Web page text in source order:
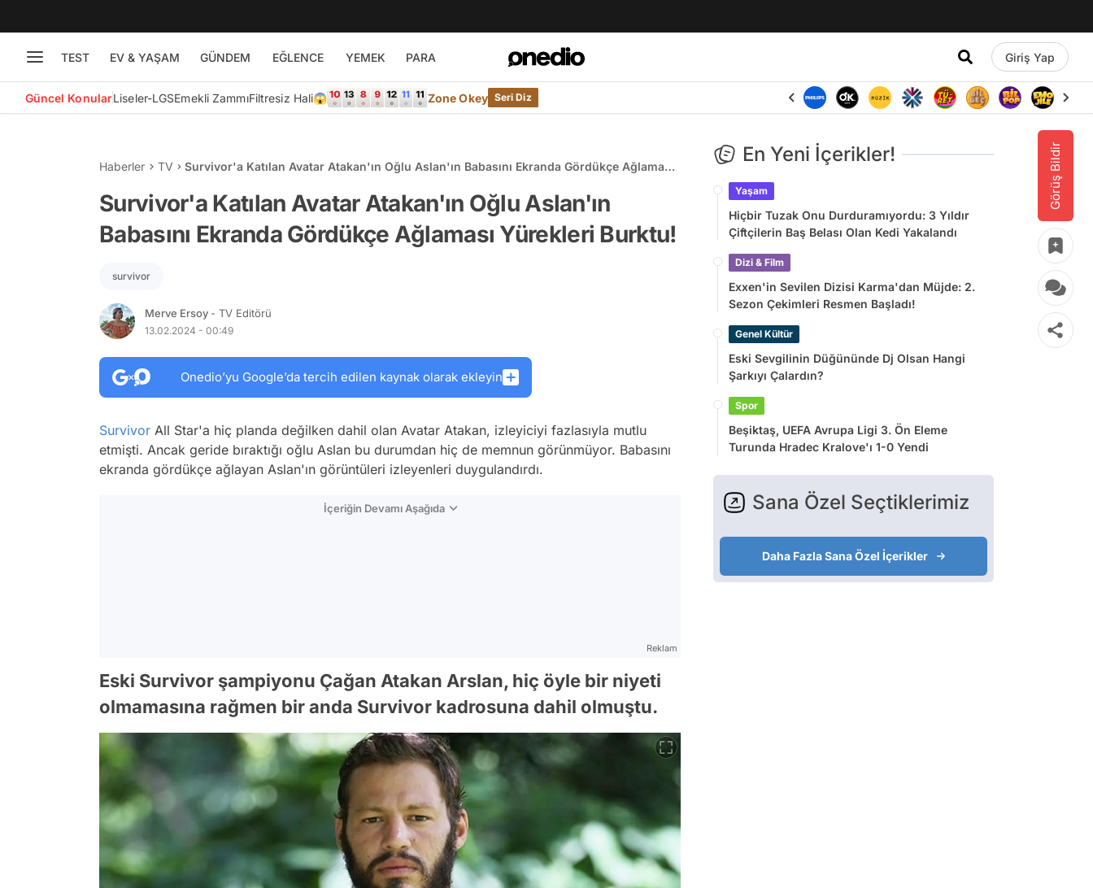
TEST EV & YAŞAM GÜNDEM EĞLENCE YEMEK PARA Giriş Yap
Güncel KonularLiseler-LGSEmekli ZammıFiltresiz Hali😱 Zone Okey Seri Diz
Görüş Bildir
Haberler TV
Survivor'a Katılan Avatar Atakan'ın Oğlu Aslan'ın Babasını Ekranda Gördükçe Ağlaması
Survivor'a Katılan Avatar Atakan'ın Oğlu Aslan'ın
Babasını Ekranda Gördükçe Ağlaması Yürekleri Burktu!
survivor
Merve Ersoy - TV Editörü
13.02.2024 - 00:49
Onedio’yu Google’da tercih edilen kaynak olarak ekleyin
Survivor All Star'a hiç planda değilken dahil olan Avatar Atakan, izleyiciyi fazlasıyla mutlu
etmişti. Ancak geride bıraktığı oğlu Aslan bu durumdan hiç de memnun görünmüyor. Babasını
ekranda gördükçe ağlayan Aslan'ın görüntüleri izleyenleri duygulandırdı.
İçeriğin Devamı Aşağıda
Reklam
Eski Survivor şampiyonu Çağan Atakan Arslan, hiç öyle bir niyeti
olmamasına rağmen bir anda Survivor kadrosuna dahil olmuştu.
En Yeni İçerikler!
Yaşam
Hiçbir Tuzak Onu Durduramıyordu: 3 Yıldır
Çiftçilerin Baş Belası Olan Kedi Yakalandı
Dizi & Film
Exxen'in Sevilen Dizisi Karma'dan Müjde: 2.
Sezon Çekimleri Resmen Başladı!
Genel Kültür
Eski Sevgilinin Düğününde Dj Olsan Hangi
Şarkıyı Çalardın?
Spor
Beşiktaş, UEFA Avrupa Ligi 3. Ön Eleme
Turunda Hradec Kralove'ı 1-0 Yendi
Sana Özel Seçtiklerimiz
Daha Fazla Sana Özel İçerikler